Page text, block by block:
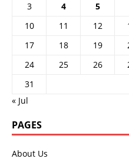
3
4 5
10
11 12
17
18 19
24
25 26
31
« Jul
PAGES
About Us